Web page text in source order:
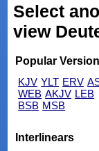
Select
view
Popular
KJV YLT ERV
WEB AKJV LEB
BSB MSB
Interlinears